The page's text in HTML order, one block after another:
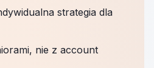
strategia dla
nie z account